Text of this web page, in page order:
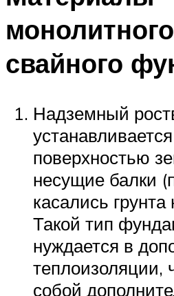
свайного
Надземный
поверхностью
несущие балки
касались грунта
Такой тип
нуждается в
теплоизоляции,
собой